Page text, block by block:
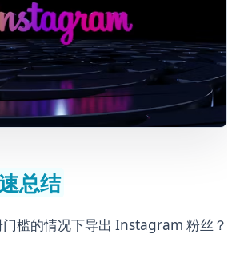
总结
槛的情况下导出 Instagram 粉丝？